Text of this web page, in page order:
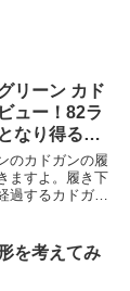
リーン カド
ュー！82ラ
なり得る
のカドガンの履
ますよ。履き下
過するカドガン
だ馴染む余地は
を考えてみ